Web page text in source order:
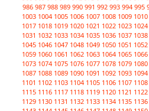
986 987 988 989 990 991 992 993 994 995
1003 1004 1005 1006 1007 1008 1009 1010
1017 1018 1019 1020 1021 1022 1023 1024
1031 1032 1033 1034 1035 1036 1037 1038
1045 1046 1047 1048 1049 1050 1051 1052
1059 1060 1061 1062 1063 1064 1065 1066
1073 1074 1075 1076 1077 1078 1079 1080
1087 1088 1089 1090 1091 1092 1093 1094
1101 1102 1103 1104 1105 1106 1107 1108
1115 1116 1117 1118 1119 1120 1121 1122
1129 1130 1131 1132 1133 1134 1135 1136